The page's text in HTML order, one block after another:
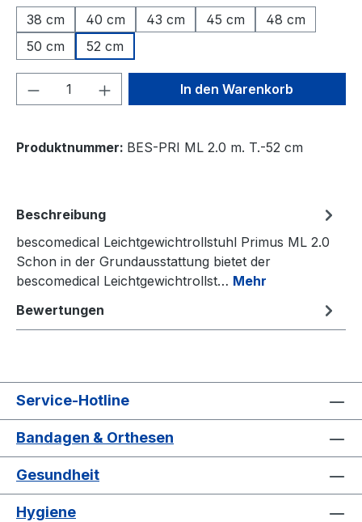
38 cm
40 cm 43 cm 45 cm
48 cm
50 cm
52 cm
Produkt Anzahl: Gib denIn den Warenkorb
Produktnummer: BES-PRI ML 2.0 m. T.-52 cm
Beschreibung
bescomedical Leichtgewichtrollstuhl Primus ML 2.0
Schon in der Grundausstattung bietet der
bescomedical Leichtgewichtrollst… Mehr
Bewertungen
Service-Hotline
Bandagen & Orthesen
Gesundheit
Hygiene